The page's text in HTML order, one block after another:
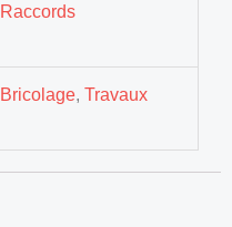
Raccords
Bricolage,Travaux